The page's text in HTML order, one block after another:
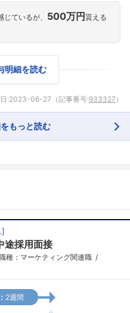
じているが、 500万円 貰える
明細を読む
:2023-06-27 （記事番号:933327 ）
もっと読む
]
途採用面接
種：マーケティング関連職
2週間